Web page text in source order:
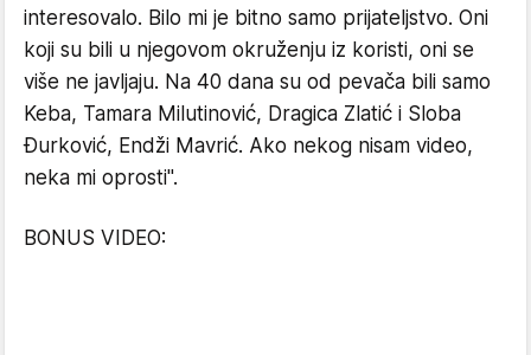
interesovalo. Bilo mi je bitno samo prijateljstvo. Oni
koji su bili u njegovom okruženju iz koristi, oni se
više ne javljaju. Na 40 dana su od pevača bili samo
Keba, Tamara Milutinović, Dragica Zlatić i Sloba
Đurković, Endži Mavrić. Ako nekog nisam video,
neka mi oprosti".
BONUS VIDEO: